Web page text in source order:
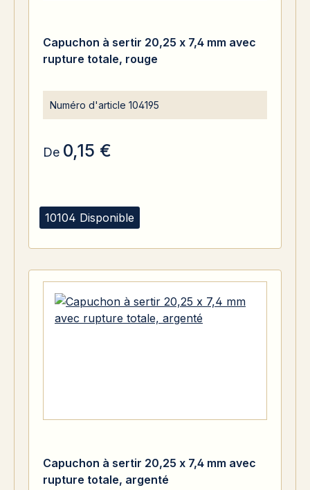
10104 Disponible
Capuchon à sertir 20,25 x 7,4 mm avec
rupture totale, rouge
Numéro d'article 104195
De 0,15 €
Capuchon à sertir 20,25 x 7,4 mm avec
rupture totale, argenté